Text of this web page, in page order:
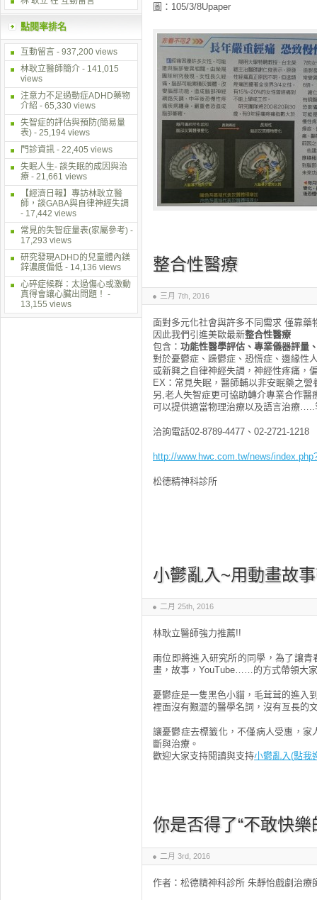
圖：105/3/8Upaper
整合性醫療
三月 7th, 2016
面對多元化社會與許多不同需求 僅靠
因此我們引進美歐最新整合性醫療
包含： 功能性醫學評估、專業儀器評量
對於憂鬱症、躁鬱症、恐慌症、邊緣性
或新興之自律神經失調，神經性疼痛，
EX：常見失眠，醫師輔以非安眠藥之營
另,老人失智症更可協助轉介專業合作醫
可以提供適當物理治療以及語言治療…..
洽詢電話02-8789-4477、02-2721-1218
http://www.hwc.com.tw/news/
松德精神科診所
小鬱亂入~用動畫故
二月 25th, 2016
林耿立醫師強力推薦!!
兩位即將進入研究所的同學，為了讓
畫，故事，YouTube……的方式帶領大
憂鬱症是一隻黑色小貓，毛茸茸的進入
裡面沒有艱澀的醫學名詞，沒有亙長的
讓憂鬱症去標籤化，不僅病人受惠，
斷與治療。
歡迎大家支持閱讀與支持小鬱亂入(點我
你是否得了“不敢快樂
二月 3rd, 2016
作者：松德精神科診所 朱靜怡戲劇治療
點閱率排名
互動留言 - 937,200 views
林耿立醫師簡介 - 141,015
views
注意力不足過動症ADHD藥物
介紹 - 65,330 views
失智症的評估與預防(簡易量
表) - 25,194 views
門診資訊 - 22,405 views
失眠人生- 談失眠的成因與治
療 - 21,661 views
【經濟日報】專訪林耿立醫
師，談GABA與自律神經失調
- 17,442 views
常見的失智症量表(家屬參考) -
17,293 views
研究發現ADHD的兒童體內鎂
鋅濃度偏低 - 14,136 views
心碎症候群：太過傷心或激動
真得會讓心臟出問題！ -
13,155 views